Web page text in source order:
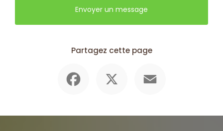
Envoyer un message
Partagez cette page